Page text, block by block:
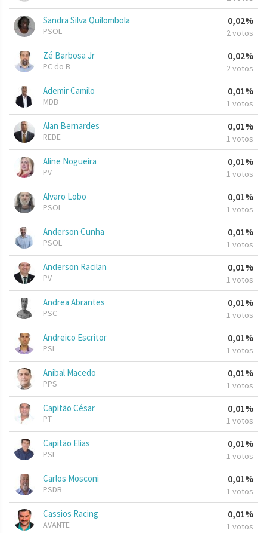
Sandra Silva Quilombola
PSOL
0,02%
2 votos
Zé Barbosa Jr
PC do B
0,02%
2 votos
Ademir Camilo
MDB
0,01%
1 votos
Alan Bernardes
REDE
0,01%
1 votos
Aline Nogueira
PV
0,01%
1 votos
Alvaro Lobo
PSOL
0,01%
1 votos
Anderson Cunha
PSOL
0,01%
1 votos
Anderson Racilan
PV
0,01%
1 votos
Andrea Abrantes
PSC
0,01%
1 votos
Andreico Escritor
PSL
0,01%
1 votos
Anibal Macedo
PPS
0,01%
1 votos
Capitão César
PT
0,01%
1 votos
Capitão Elias
PSL
0,01%
1 votos
Carlos Mosconi
PSDB
0,01%
1 votos
Cassios Racing
AVANTE
0,01%
1 votos